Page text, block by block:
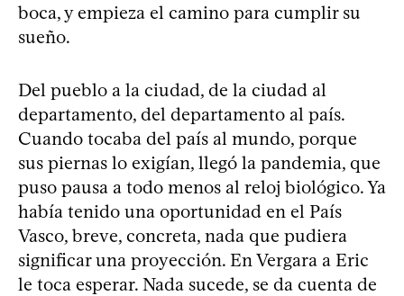
boca, y empieza el camino para cumplir su
sueño.
Del pueblo a la ciudad, de la ciudad al
departamento, del departamento al país.
Cuando tocaba del país al mundo, porque
sus piernas lo exigían, llegó la pandemia, que
puso pausa a todo menos al reloj biológico. Ya
había tenido una oportunidad en el País
Vasco, breve, concreta, nada que pudiera
significar una proyección. En Vergara a Eric
le toca esperar. Nada sucede, se da cuenta de